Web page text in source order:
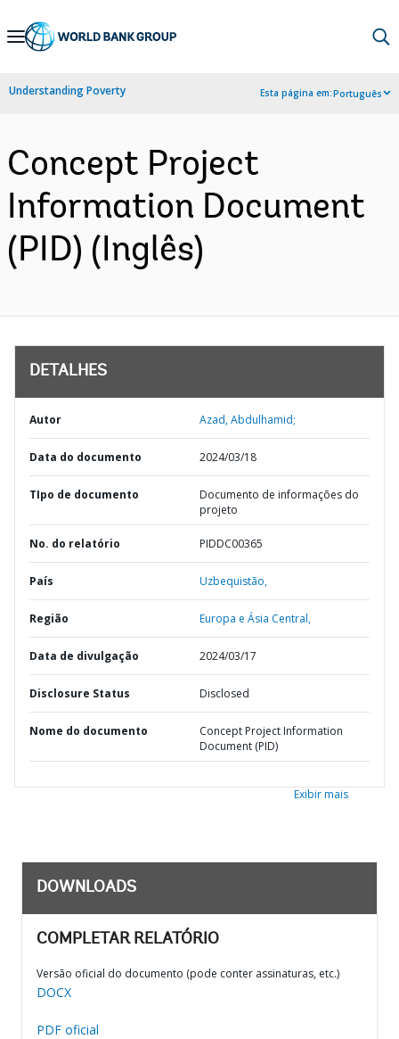
Skip
Navigation
Understanding Poverty Esta página em:Português
Concept Project
Information Document
(PID) (Inglês)
DETALHES
Autor Azad, Abdulhamid;
Data do documento 2024/03/18
TIpo de documento
Documento de informações do
projeto
No. do relatório PIDDC00365
País Uzbequistão,
Região Europa e Ásia Central,
Data de divulgação 2024/03/17
Disclosure Status Disclosed
Nome do documento
Concept Project Information
Document (PID)
Exibir mais
DOWNLOADS
COMPLETAR RELATÓRIO
Versão oficial do documento (pode conter assinaturas, etc.)
DOCX
PDF oficial